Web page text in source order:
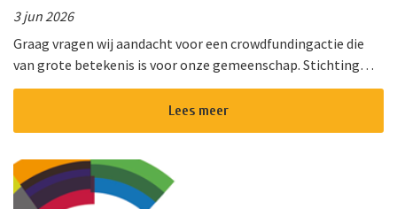
3 jun 2026
Graag vragen wij aandacht voor een crowdfundingactie die
van grote betekenis is voor onze gemeenschap. Stichting
!Triggr en SPAN vormen samen een multifunctioneel
cultureel centrum waar m...Lees meer